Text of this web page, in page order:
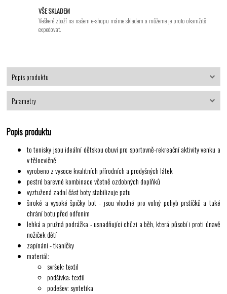
VŠE SKLADEM
Veškeré zboží na našem e-shopu máme skladem a můžeme je proto okamžitě
expedovat.
Popis produktu
Parametry
Popis produktu
to tenisky jsou ideální dětskou obuví pro sportovně-rekreační aktivity venku a
v tělocvičně
vyrobeno z vysoce kvalitních přírodních a prodyšných látek
pestré barevné kombinace včetně ozdobných doplňků
vyztužená zadní část boty stabilizuje patu
široké a vysoké špičky bot - jsou vhodné pro volný pohyb prstíčků a také
chrání botu před odřením
lehká a pružná podrážka - usnadňující chůzi a běh, která působí i proti únavě
nožiček dětí
zapínání - tkaničky
materiál:
svršek: textil
podšívka: textil
podešev: syntetika